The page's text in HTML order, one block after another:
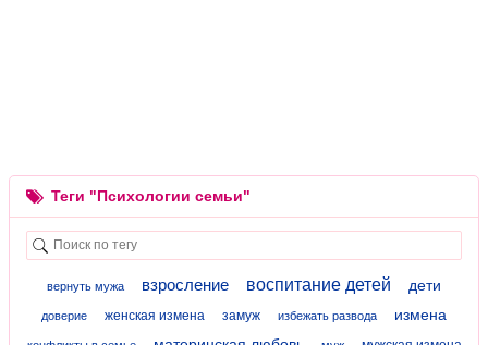
Теги "Психологии семьи"
вернуть мужа взросление воспитание детей дети
доверие женская измена замуж избежать развода измена